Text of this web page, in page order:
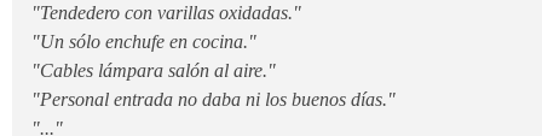
"Tendedero con varillas oxidadas."
"Un sólo enchufe en cocina."
"Cables lámpara salón al aire."
"Personal entrada no daba ni los buenos días."
"..."